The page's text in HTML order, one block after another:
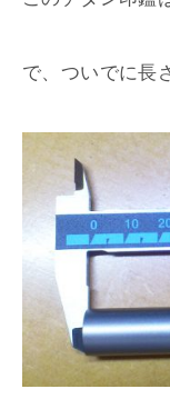
で、ついでに長